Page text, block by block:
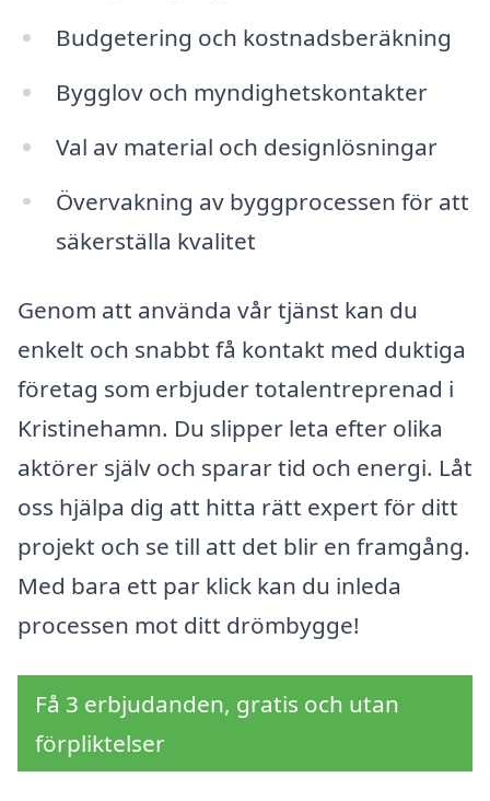
Budgetering och kostnadsberäkning
Bygglov och myndighetskontakter
Val av material och designlösningar
Övervakning av byggprocessen för att
säkerställa kvalitet
Genom att använda vår tjänst kan du
enkelt och snabbt få kontakt med duktiga
företag som erbjuder totalentreprenad i
Kristinehamn. Du slipper leta efter olika
aktörer själv och sparar tid och energi. Låt
oss hjälpa dig att hitta rätt expert för ditt
projekt och se till att det blir en framgång.
Med bara ett par klick kan du inleda
processen mot ditt drömbygge!
Få 3 erbjudanden, gratis och utan
förpliktelser